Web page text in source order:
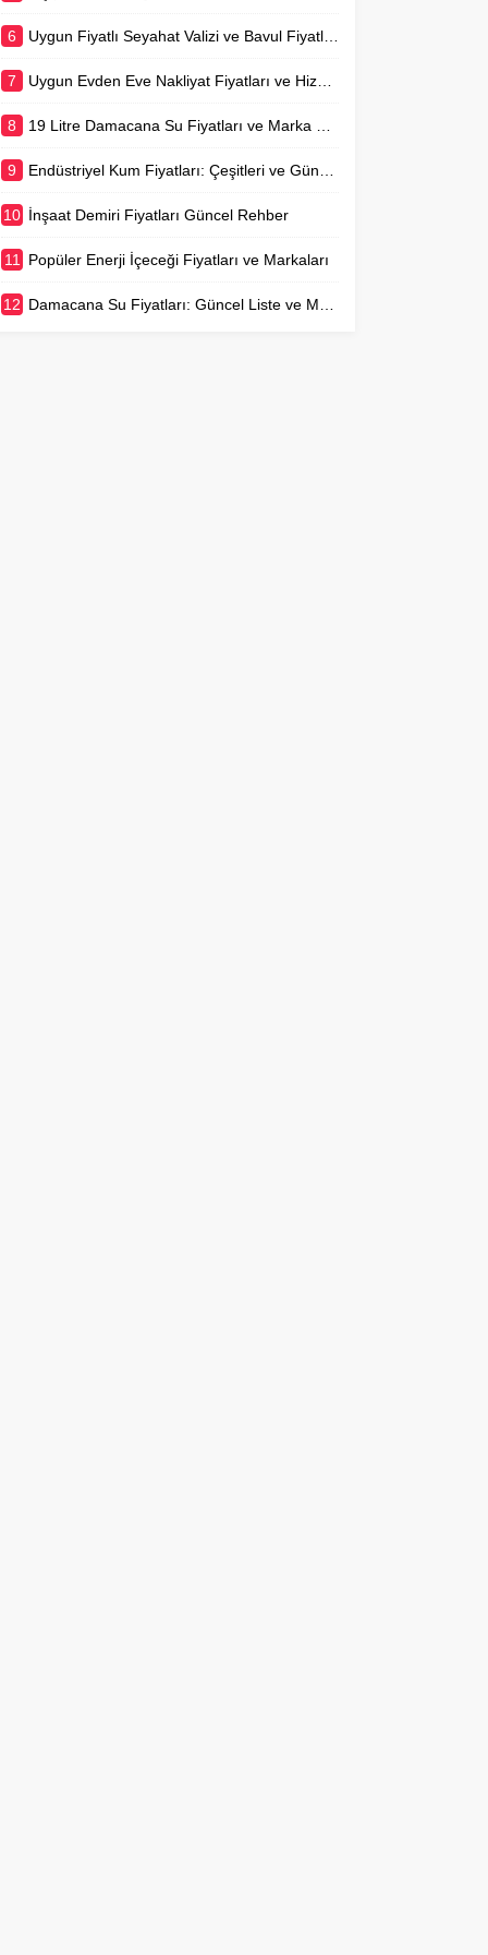
6 Uygun Fiyatlı Seyahat Valizi ve Bavul Fiyatları Rehberi
7 Uygun Evden Eve Nakliyat Fiyatları ve Hizmet Detayları
8 19 Litre Damacana Su Fiyatları ve Marka Karşılaştırması
9 Endüstriyel Kum Fiyatları: Çeşitleri ve Güncel Piyasa Değerleri
10 İnşaat Demiri Fiyatları Güncel Rehber
11 Popüler Enerji İçeceği Fiyatları ve Markaları
12 Damacana Su Fiyatları: Güncel Liste ve Marka Karşılaştırması